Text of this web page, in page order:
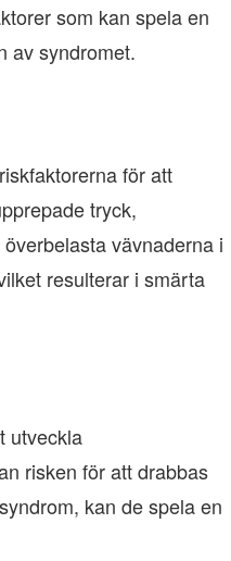
som kan spela en
av syndromet.
för att
tryck,
vävnaderna i
resulterar i smärta
utveckla
risken för att drabbas
kan de spela en